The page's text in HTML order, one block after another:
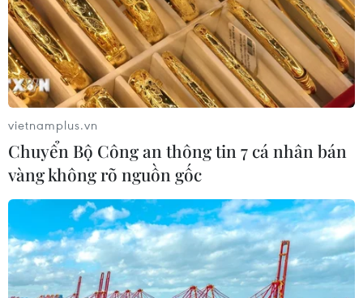
vietnamplus.vn
Chuyển Bộ Công an thông tin 7 cá nhân bán
vàng không rõ nguồn gốc